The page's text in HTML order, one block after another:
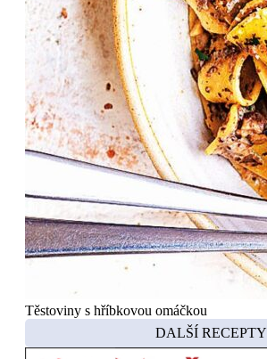
Těstoviny s hříbkovou omáčkou
DALŠÍ RECEPTY